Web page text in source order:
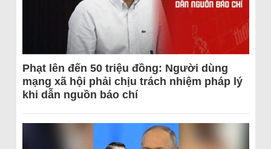
Phạt lên đến 50 triệu đồng: Người dùng
mạng xã hội phải chịu trách nhiệm pháp lý
khi dẫn nguồn báo chí